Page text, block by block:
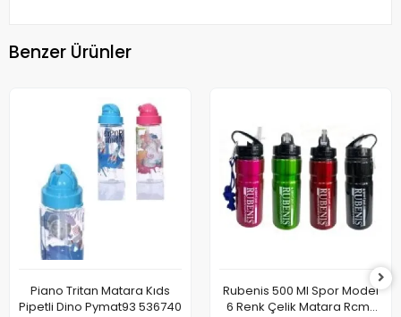
Benzer Ürünler
Piano Tritan Matara Kıds
Pipetli Dino Pymat93 536740
Rubenis 500 Ml Spor Model
6 Renk Çelik Matara Rcm-